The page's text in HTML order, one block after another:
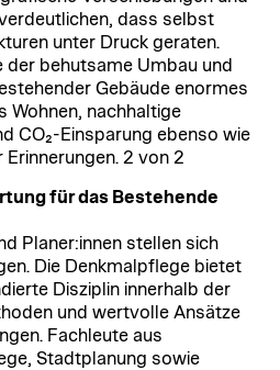
dass selbst
unter Druck geraten.
behutsame Umbau und
Gebäude enormes
Wohnen, nachhaltige
CO₂-Einsparung ebenso wie
2 von 2
für das Bestehende
Planer:innen stellen sich
Die Denkmalpflege bietet
Disziplin innerhalb der
und wertvolle Ansätze
Fachleute aus
Stadtplanung sowie